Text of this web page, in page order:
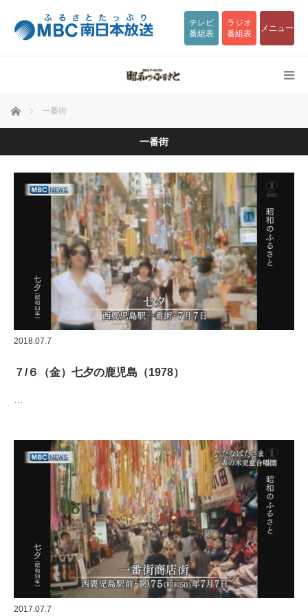
テレビ
番組表
ラジオ
番組表
メニュー
ホーム 一番街
一番街
2018.07.7
７/６（金）七夕の鹿児島（1978）
…
2017.07.7